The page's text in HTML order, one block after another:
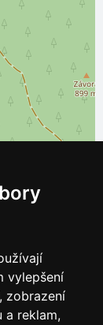
vylepšení
zobrazení
a reklam,
contributors